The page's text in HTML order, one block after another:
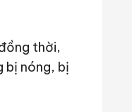
thời,
bị nóng, bị